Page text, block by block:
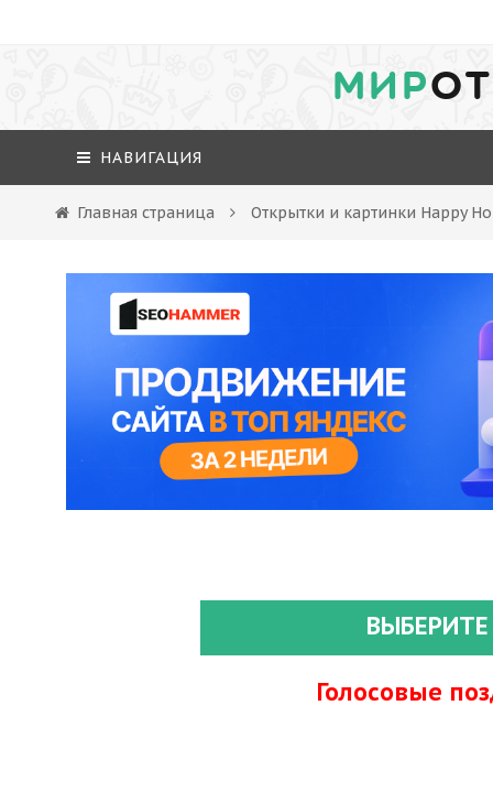
МИР
НАВИГАЦИЯ
Главная страница Открытки и картинки Happy
Голосовые